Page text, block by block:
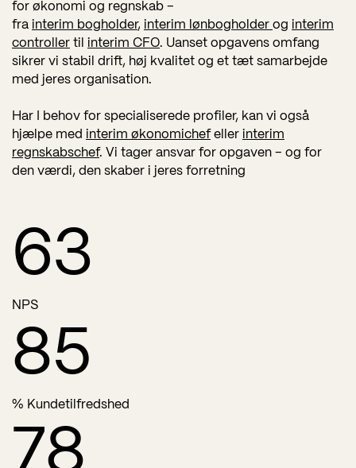
for økonomi og regnskab –
fra interim bogholder, interim lønbogholder og interim
controller til interim CFO. Uanset opgavens omfang
sikrer vi stabil drift, høj kvalitet og et tæt samarbejde
med jeres organisation.
Har I behov for specialiserede profiler, kan vi også
hjælpe med interim økonomichefeller interim
regnskabschef. Vi tager ansvar for opgaven – og for
den værdi, den skaber i jeres forretning
63
NPS
85
% Kundetilfredshed
78